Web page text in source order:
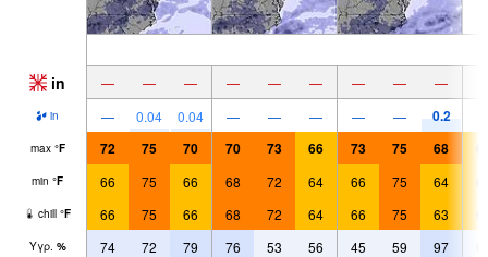
in — — — — — — — — —
in — 0.04 0.04 — — — — — 0.2
max °F 72 75 70 70 73 66 73 75 68
min °F 66 75 66 68 72 64 66 75 64
chill °F 66 75 66 68 72 64 66 75 63
Υγρ. % 74 72 79 76 53 56 45 59 97